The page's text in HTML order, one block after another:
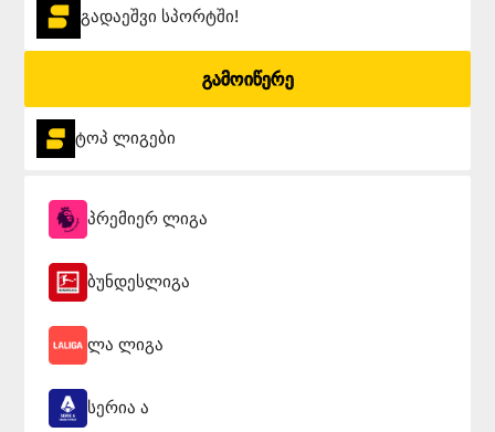
გადაეშვი სპორტში!
გამოიწერე
ტოპ ლიგები
პრემიერ ლიგა
ბუნდესლიგა
ლა ლიგა
სერია ა